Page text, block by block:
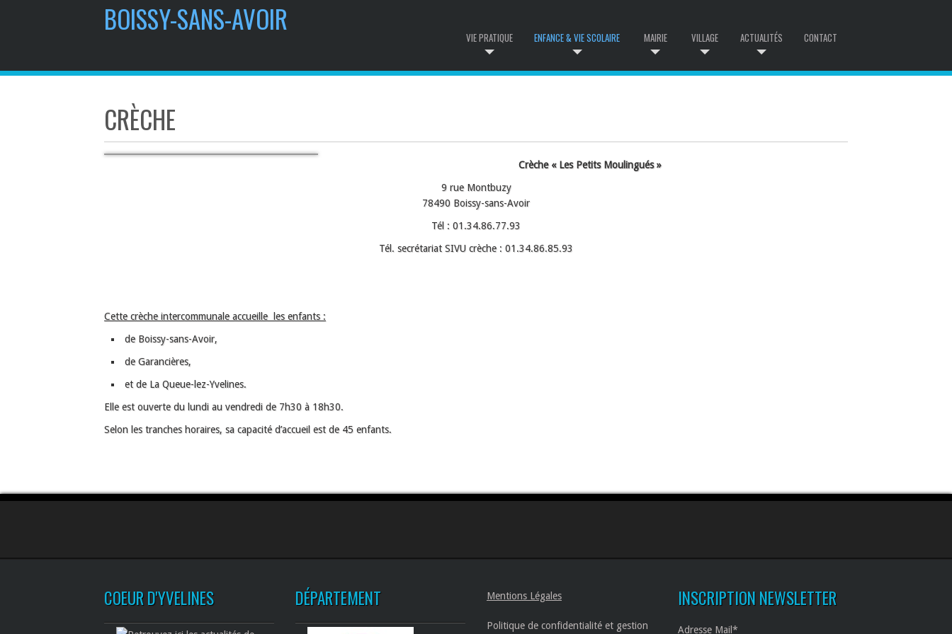
BOISSY-SANS-AVOIR
CONTACT
ACTUALITÉS
VILLAGE
MAIRIE
ENFANCE & VIE SCOLAIRE
VIE PRATIQUE
CRÈCHE
Crèche « Les Petits Moulingués »
9 rue Montbuzy
78490 Boissy-sans-Avoir
Tél : 01.34.86.77.93
Tél. secrétariat SIVU crèche : 01.34.86.85.93
Cette crèche intercommunale accueille les enfants :
de Boissy-sans-Avoir,
de Garancières,
et de La Queue-lez-Yvelines.
Elle est ouverte du lundi au vendredi de 7h30 à 18h30.
Selon les tranches horaires, sa capacité d’accueil est de 45 enfants.
COEUR D'YVELINES DÉPARTEMENT Mentions Légales
Politique de confidentialité et gestion
INSCRIPTION NEWSLETTER
Adresse Mail*